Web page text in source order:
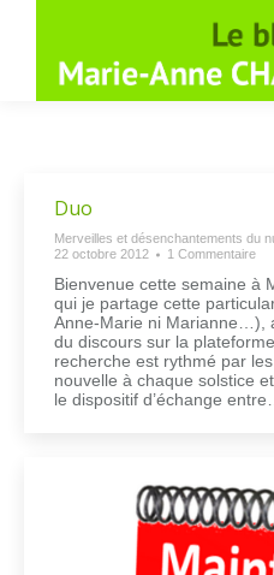
Duo
Merveilles et désenchantements du
22 octobre 2012
1 Commentaire
Bienvenue cette semaine à
qui je partage cette
Anne-Marie ni Marianne…),
du discours sur la
recherche est rythmé par
nouvelle à chaque solstice
le dispositif d’échange entre…